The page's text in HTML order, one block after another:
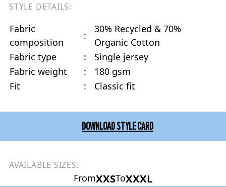
STYLE DETAILS:
Fabric
composition
:
30% Recycled & 70%
Organic Cotton
Fabric type
:
Single jersey
Fabric weight
:
180 gsm
Fit
: Classic fit
DOWNLOAD STYLE CARD
AVAILABLE SIZES:
FromXXSToXXXL